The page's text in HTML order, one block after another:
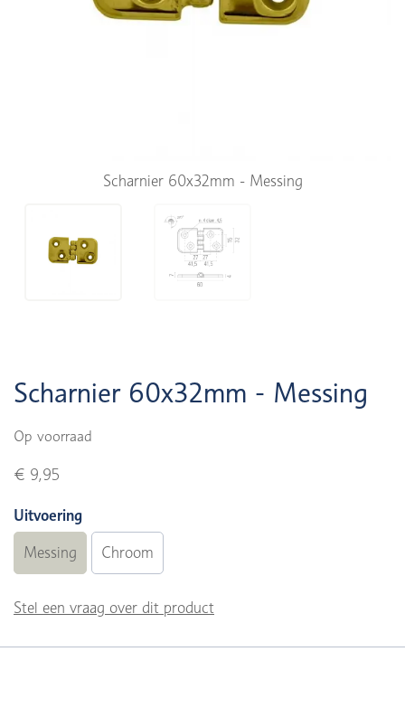
Scharnier 60x32mm - Messing
Scharnier 60x32mm - Messing
Op voorraad
€ 9,95
Uitvoering
Messing Chroom
Stel een vraag over dit product